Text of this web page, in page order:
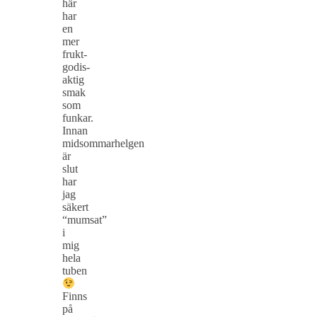
här
har
en
mer
frukt-
godis-
aktig
smak
som
funkar.
Innan
midsommarhelgen
är
slut
har
jag
säkert
“mumsat”
i
mig
hela
tuben
Finns
på